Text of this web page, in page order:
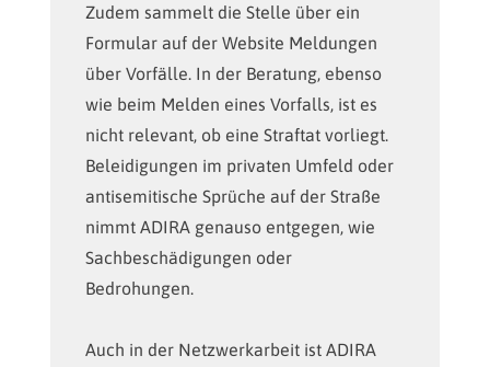
Zudem sammelt die Stelle über ein
Formular auf der Website Meldungen
über Vorfälle. In der Beratung, ebenso
wie beim Melden eines Vorfalls, ist es
nicht relevant, ob eine Straftat vorliegt.
Beleidigungen im privaten Umfeld oder
antisemitische Sprüche auf der Straße
nimmt ADIRA genauso entgegen, wie
Sachbeschädigungen oder
Bedrohungen.
Auch in der Netzwerkarbeit ist ADIRA